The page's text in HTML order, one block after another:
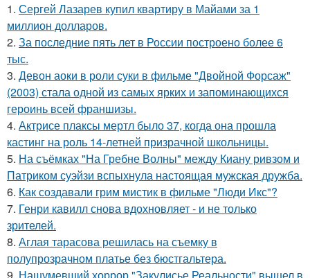
1. Сергей Лазарев купил квартиру в Майами за 1
миллион долларов.
2. За последние пять лет в России построено более 6
тыс.
3. Девон аоки в роли суки в фильме "Двойной Форсаж"
(2003) стала одной из самых ярких и запоминающихся
героинь всей франшизы.
4. Актрисе плаксы мертл было 37, когда она прошла
кастинг на роль 14-летней призрачной школьницы.
5. На съёмках "На Гребне Волны" между Киану ривзом и
Патриком суэйзи вспыхнула настоящая мужская дружба.
6. Как создавали грим мистик в фильме "Люди Икс"?
7. Генри кавилл снова вдохновляет - и не только
зрителей.
8. Аглая тарасова решилась на съемку в
полупрозрачном платье без бюстгальтера.